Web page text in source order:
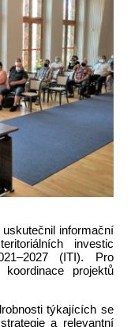
informační
investic
(ITI). Pro
projektů
týkajících se
a relevantní